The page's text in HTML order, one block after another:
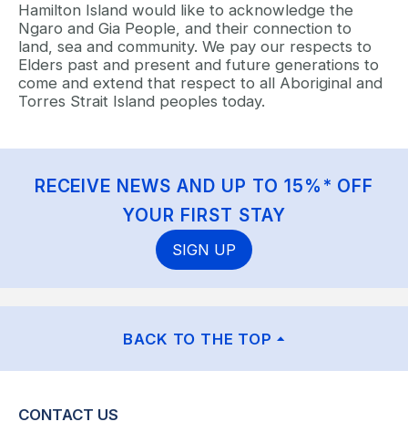
Hamilton Island would like to acknowledge the
Ngaro and Gia People, and their connection to
land, sea and community. We pay our respects to
Elders past and present and future generations to
come and extend that respect to all Aboriginal and
Torres Strait Island peoples today.
RECEIVE NEWS AND UP TO 15%* OFF
YOUR FIRST STAY
SIGN UP
BACK TO THE TOP
CONTACT US